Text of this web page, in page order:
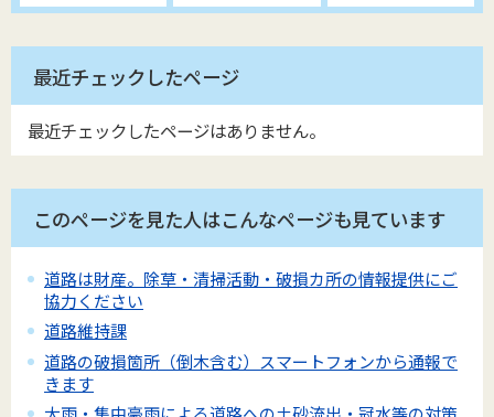
最近チェックしたページ
最近チェックしたページはありません。
このページを見た人はこんなページも見ています
道路は財産。除草・清掃活動・破損カ所の情報提供にご
協力ください
道路維持課
道路の破損箇所（倒木含む）スマートフォンから通報で
きます